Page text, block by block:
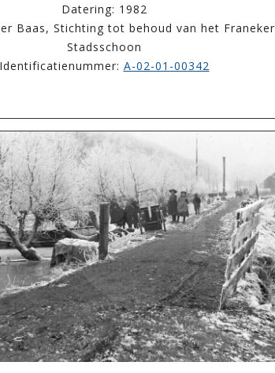
Datering: 1982
Baas, Stichting tot behoud van het Franeker
Stadsschoon
Identificatienummer: A-02-01-00342